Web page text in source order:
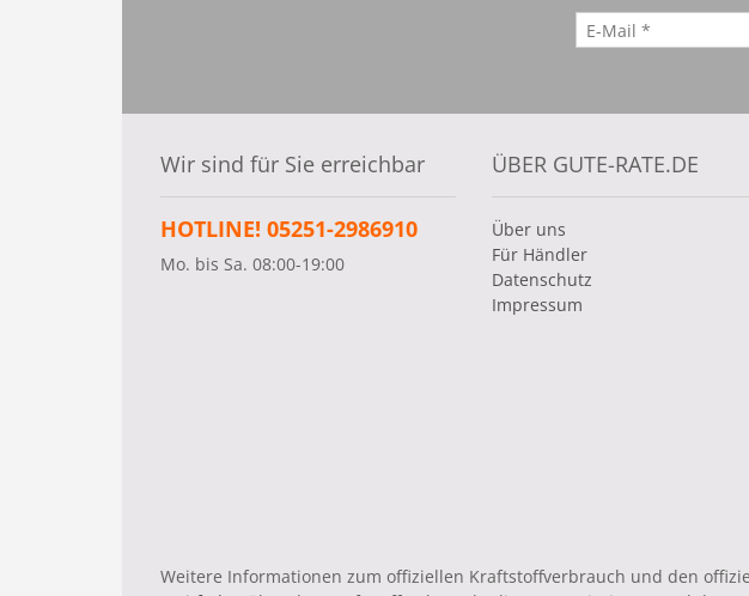
Wir sind für Sie erreichbar
HOTLINE! 05251-2986910
Mo. bis Sa. 08:00-19:00
ÜBER GUTE-RATE.DE
Über uns
Für Händler
Datenschutz
Impressum
Weitere Informationen zum offiziellen Kraftstoffverbrauch und den